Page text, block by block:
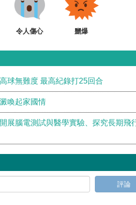
令人傷心 嬲爆
球無難度 最高紀錄打25回合
喚起家國情
展腦電測試與醫學實驗、探究長期飛
評論